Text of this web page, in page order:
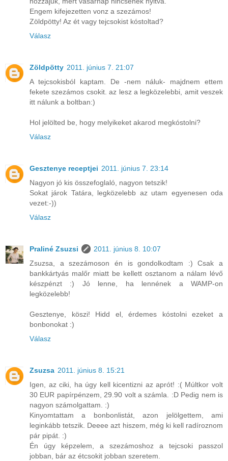
Engem kifejezetten vonz a szezámos!
Zöldpötty! Az ét vagy tejcsokist kóstoltad?
Válasz
Zöldpötty 2011. június 7. 21:07
A tejcsokisból kaptam. De -nem náluk- majdnem ettem
fekete szezámos csokit. az lesz a legközelebbi, amit veszek
itt nálunk a boltban:)
Hol jelölted be, hogy melyikeket akarod megkóstolni?
Válasz
Gesztenye receptjei 2011. június 7. 23:14
Nagyon jó kis összefoglaló, nagyon tetszik!
Sokat járok Tatára, legközelebb az utam egyenesen oda
vezet:-))
Válasz
Praliné Zsuzsi
2011. június 8. 10:07
Zsuzsa, a szezámoson én is gondolkodtam :) Csak a
bankkártyás malőr miatt be kellett osztanom a nálam lévő
készpénzt :) Jó lenne, ha lennének a WAMP-on
legközelebb!
Gesztenye, köszi! Hidd el, érdemes kóstolni ezeket a
bonbonokat :)
Válasz
Zsuzsa 2011. június 8. 15:21
Igen, az ciki, ha úgy kell kicentizni az aprót! :( Múltkor volt
30 EUR papírpénzem, 29.90 volt a számla. :D Pedig nem is
nagyon számolgattam. :)
Kinyomtattam a bonbonlistát, azon jelölgettem, ami
leginkább tetszik. Deeee azt hiszem, még ki kell radíroznom
pár pipát. :)
Én úgy képzelem, a szezámoshoz a tejcsoki passzol
jobban, bár az étcsokit jobban szeretem.